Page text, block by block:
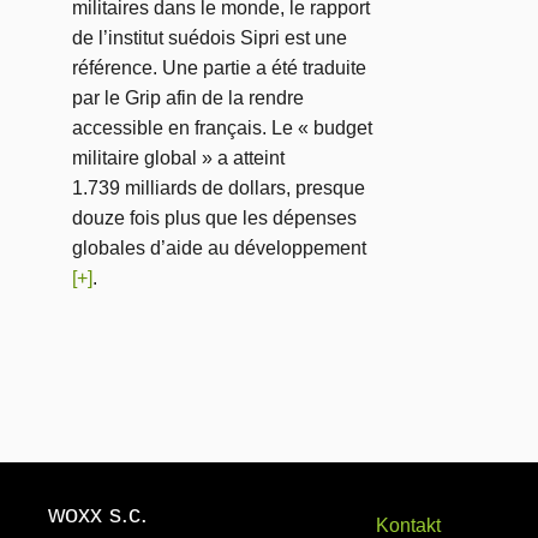
militaires dans le monde, le rapport
de l’institut suédois Sipri est une
référence. Une partie a été traduite
par le Grip afin de la rendre
accessible en français. Le « budget
militaire global » a atteint
1.739 milliards de dollars, presque
douze fois plus que les dépenses
globales d’aide au développement
[+].
woxx s.c. Kontakt